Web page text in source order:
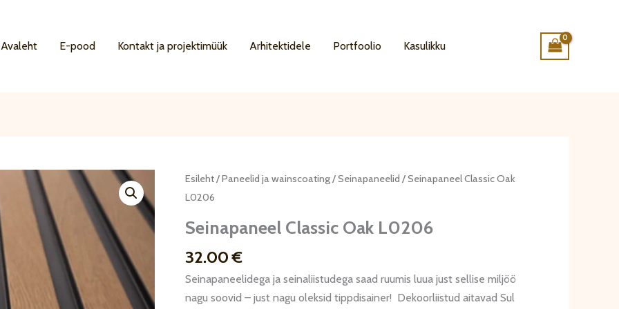
Avaleht E-pood Kontakt ja projektimüük Arhitektidele Portfoolio Kasulikku
Esileht/Paneelid ja wainscoating/Seinapaneelid / Seinapaneel Classic Oak
L0206
Seinapaneel Classic Oak L0206
32.00€
Seinapaneelidega ja seinaliistudega saad ruumis luua just sellise miljöö
nagu soovid – just nagu oleksid tippdisainer! Dekoorliistud aitavad Sul